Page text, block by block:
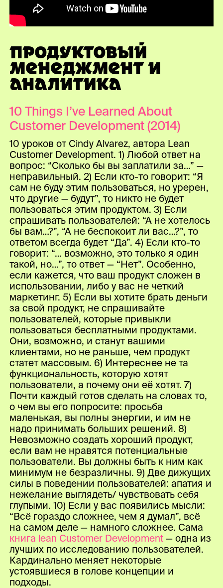
ПРОДУКТОВЫЙ
МЕНЕДЖМЕНТ И
АНАЛИТИКА
10 Things I’ve Learned About
Customer Development (2014)
10 уроков от Cindy Alvarez, автора Lean
Customer Development. 1) Любой ответ на
вопрос: “Сколько бы вы заплатили за…” —
неправильный. 2) Если кто-то говорит: “Я
сам не буду этим пользоваться, но уререн,
что другие — будут”, то никто не будет
пользоваться этим продуктом. 3) Если
спрашивать пользователей: “А не хотелось
бы вам…?”, “А не беспокоит ли вас…?”, то
ответом всегда будет “Да”. 4) Если кто-то
говорит: “… возможно, это только я один
такой, но…”, то ответ — “Нет”. Особенно,
если кажется, что ваш продукт сложен в
использовании, либо у вас не четкий
маркетинг. 5) Если вы хотите брать деньги
за свой продукт, не спрашивайте
пользователей, которые привыкли
пользоваться бесплатными продуктами.
Они, возможно, и станут вашими
клиентами, но не раньше, чем продукт
статет массовым. 6) Интереснее не та
функциональность, которую хотят
пользователи, а почему они её хотят. 7)
Почти каждый готов сделать на словах то,
о чем вы его попросите: просьба
маленькая, вы полны энергии, и им не
надо принимать больших решений. 8)
Невозможно создать хороший продукт,
если вам не нравятся потенциальные
пользователи. Вы должны быть к ним как
минимум не безразличны. 9) Две дижущих
силы в поведении пользователей: апатия и
нежелание выглядеть/ чувствовать себя
глупыми. 10) Если у вас появились мысли:
“Всё гораздо сложнее, чем я думал”, всё
на самом деле — намного сложнее. Сама
книга lean Customer Development — одна из
лучших по исследованию пользователей.
Кардинально меняет некоторые
устоявшиеся в голове концепции и
подходы.